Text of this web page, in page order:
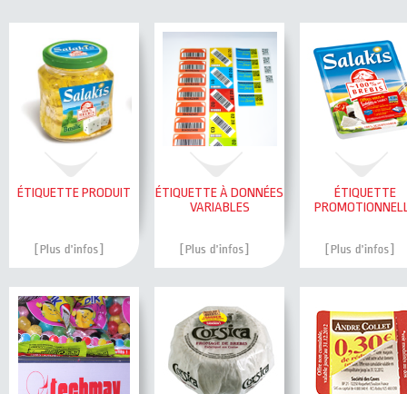
ÉTIQUETTE PRODUIT
ÉTIQUETTE À DONNÉES
VARIABLES
ÉTIQUETTE